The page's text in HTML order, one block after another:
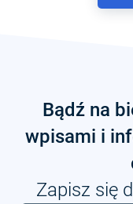
Bądź na
wpisami i
Zapisz się